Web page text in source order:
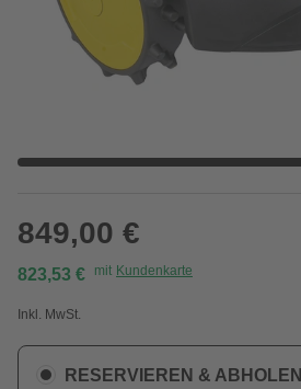
849,00 €
823,53 € mit Kundenkarte
Inkl. MwSt.
RESERVIEREN & ABHOLEN